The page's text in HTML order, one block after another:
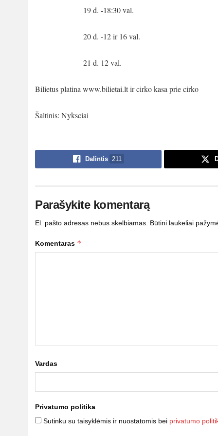
19 d. -18:30 val.
20 d. -12 ir 16 val.
21 d. 12 val.
Bilietus platina www.bilietai.lt ir cirko kasa prie cirko
Šaltinis: Nyksciai
Dalintis 211
Parašykite komentarą
El. pašto adresas nebus skelbiamas. Būtini laukeliai
Komentaras *
Vardas
Privatumo politika
Sutinku su taisyklėmis ir nuostatomis bei privatumo